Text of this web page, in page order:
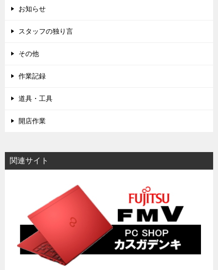
お知らせ
スタッフの独り言
その他
作業記録
道具・工具
開店作業
関連サイト